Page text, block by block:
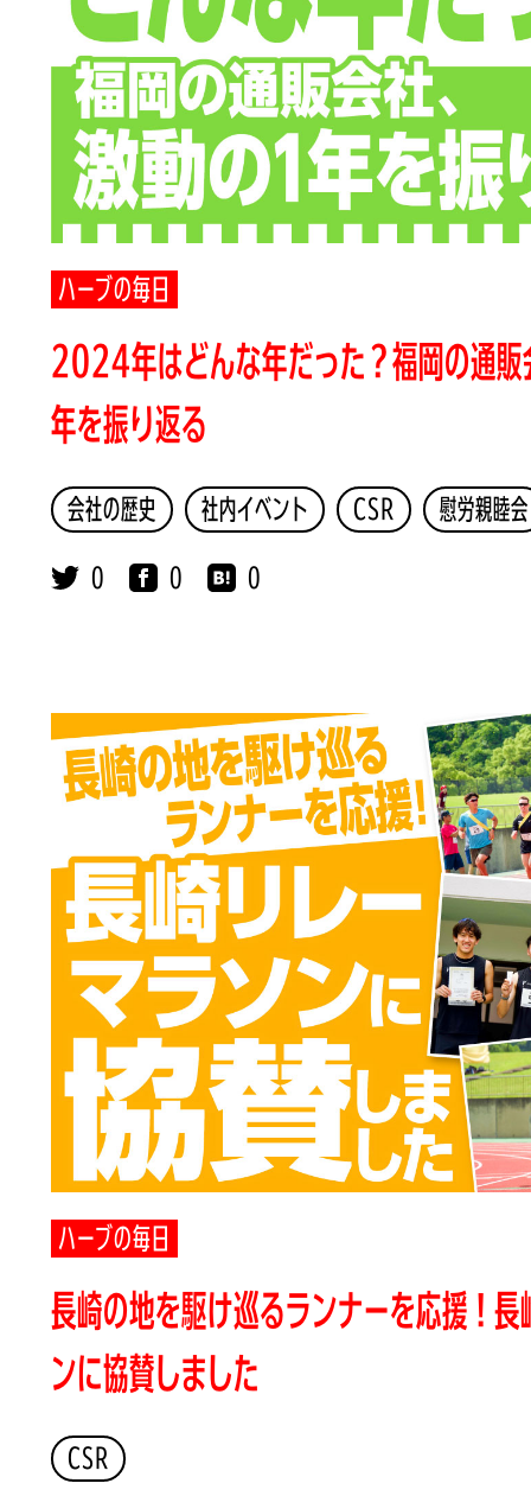
ハーブの毎日
2024年はどんな年だった？福岡の通
年を振り返る
会社の歴史 社内イベント CSR 慰労親睦会
0 0 0
ハーブの毎日
長崎の地を駆け巡るランナーを応援！
ンに協賛しました
CSR